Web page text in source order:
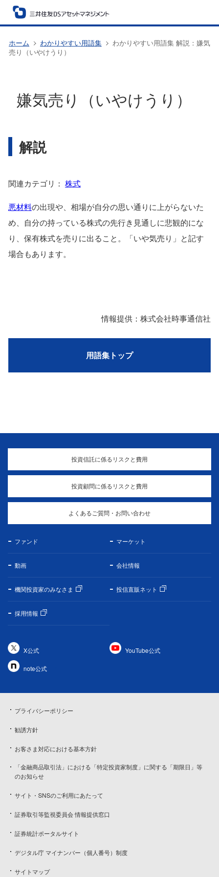
ホーム わかりやすい用語集
わかりやすい用語集 解説：嫌気
売り（いやけうり）
嫌気売り（いやけうり）
解説
関連カテゴリ： 株式
悪材料の出現や、相場が自分の思い通りに上がらないた
め、自分の持っている株式の先行き見通しに悲観的にな
り、保有株式を売りに出ること。「いや気売り」と記す
場合もあります。
情報提供：株式会社時事通信社
用語集トップ
投資信託に係るリスクと費用
投資顧問に係るリスクと費用
よくあるご質問・お問い合わせ
ファンド マーケット
動画 会社情報
機関投資家のみなさま 投信直販ネット
採用情報
X公式 YouTube公式
note公式
プライバシーポリシー
勧誘方針
お客さま対応における基本方針
「金融商品取引法」における「特定投資家制度」に関する「期限日」等
のお知らせ
サイト・SNSのご利用にあたって
証券取引等監視委員会 情報提供窓口
証券統計ポータルサイト
デジタル庁 マイナンバー（個人番号）制度
サイトマップ